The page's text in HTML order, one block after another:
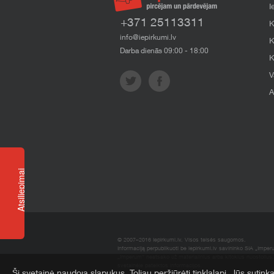
+371 25113311
info@iepirkumi.lv
Darba dienās 09:00 - 18:00
© 2007–2016 Iepirkumi.lv. Visos teisės saugomos.
Informaciją perpublikuoti be iepirkumi.lv savininko SIA
Atsiliepimai